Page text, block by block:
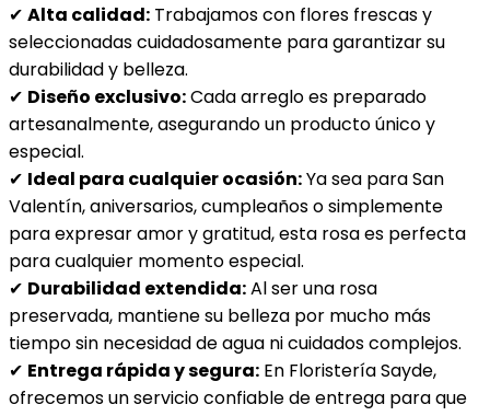
✔ Alta calidad: Trabajamos con flores frescas y
seleccionadas cuidadosamente para garantizar su
durabilidad y belleza.
✔ Diseño exclusivo:Cada arreglo es preparado
artesanalmente, asegurando un producto único y
especial.
✔ Ideal para cualquier ocasión:Ya sea para San
Valentín, aniversarios, cumpleaños o simplemente
para expresar amor y gratitud, esta rosa es perfecta
para cualquier momento especial.
✔ Durabilidad extendida:Al ser una rosa
preservada, mantiene su belleza por mucho más
tiempo sin necesidad de agua ni cuidados complejos.
✔ Entrega rápida y segura: En Floristería Sayde,
ofrecemos un servicio confiable de entrega para que